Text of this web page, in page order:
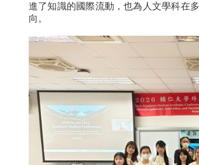
進了知識的國際流動，也為人文學科在
向。